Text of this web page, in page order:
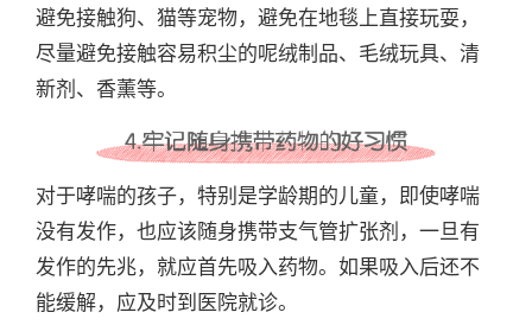
避免接触狗、猫等宠物，避免在地毯上直接玩耍，
尽量避免接触容易积尘的呢绒制品、毛绒玩具、清
新剂、香薰等。
对于哮喘的孩子，特别是学龄期的儿童，即使哮喘
没有发作，也应该随身携带支气管扩张剂，一旦有
发作的先兆，就应首先吸入药物。如果吸入后还不
能缓解，应及时到医院就诊。